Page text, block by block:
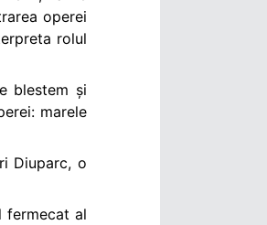
operei
rolul
blestem și
marele
Diuparc, o
fermecat al